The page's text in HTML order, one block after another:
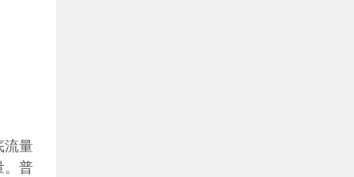
流量
。普